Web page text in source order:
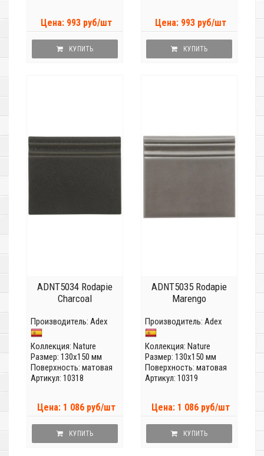
Цена: 993 руб/шт
КУПИТЬ
Цена: 993 руб/шт
КУПИТЬ
ADNT5034 Rodapie
Charcoal
Производитель: Adex
Коллекция: Nature
Размер: 130x150 мм
Поверхность: матовая
Артикул: 10318
Цена: 1 086 руб/шт
КУПИТЬ
ADNT5035 Rodapie
Marengo
Производитель: Adex
Коллекция: Nature
Размер: 130x150 мм
Поверхность: матовая
Артикул: 10319
Цена: 1 086 руб/шт
КУПИТЬ